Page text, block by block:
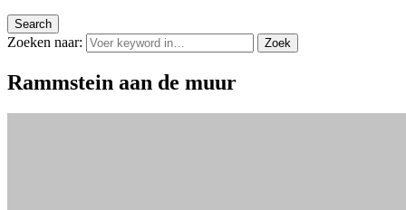
Search
Zoeken naar: Zoek
Rammstein aan de muur